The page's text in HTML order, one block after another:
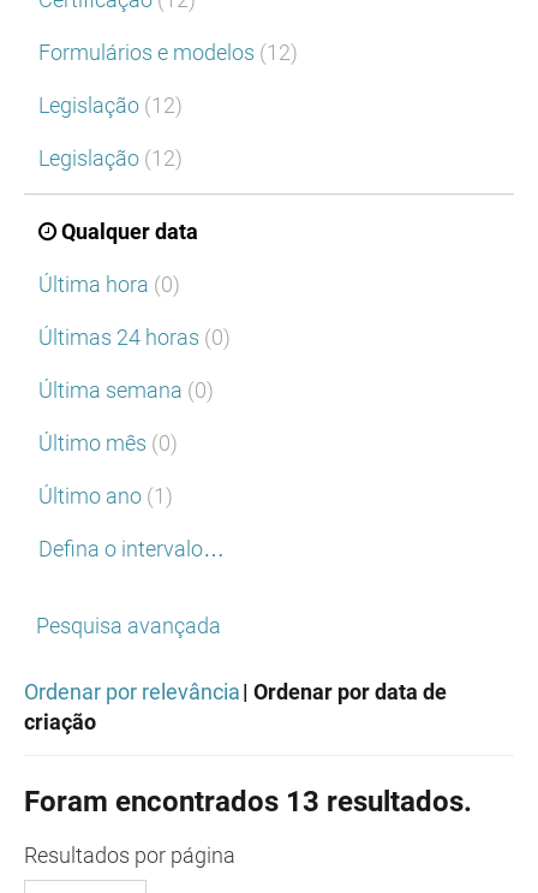
Formulários e modelos (12)
Legislação (12)
Legislação (12)
Qualquer data
Última hora (0)
Últimas 24 horas (0)
Última semana (0)
Último mês (0)
Último ano (1)
Defina o intervalo…
Pesquisa avançada
Ordenar por relevância| Ordenar por data de
criação
Foram encontrados 13 resultados.
Resultados por página